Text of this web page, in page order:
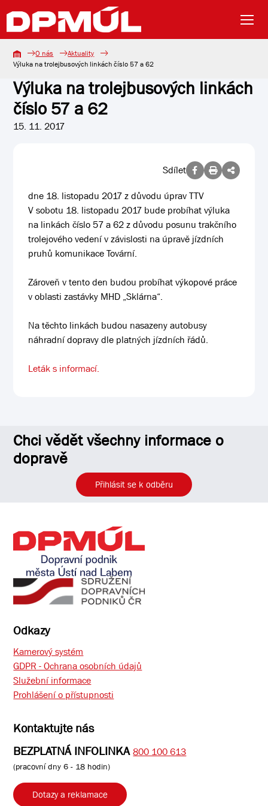
O nás
Aktuality
Výluka na trolejbusových linkách číslo 57 a 62
Výluka na trolejbusových linkách
číslo 57 a 62
15. 11. 2017
Sdílet
dne 18. listopadu 2017 z důvodu úprav TTV
V sobotu 18. listopadu 2017 bude probíhat výluka
na linkách číslo 57 a 62 z důvodu posunu trakčního
trolejového vedení v závislosti na úpravě jízdních
pruhů komunikace Tovární.
Zároveň v tento den budou probíhat výkopové práce
v oblasti zastávky MHD „Sklárna“.
Na těchto linkách budou nasazeny autobusy
náhradní dopravy dle platných jízdních řádů.
Leták s informací.
Chci vědět všechny informace o
dopravě
Přihlásit se k odběru
Odkazy
Kamerový systém
GDPR - Ochrana osobních údajů
Služební informace
Prohlášení o přístupnosti
Kontaktujte nás
BEZPLATNÁ INFOLINKA 800 100 613
(pracovní dny 6 - 18 hodin)
Dotazy a reklamace